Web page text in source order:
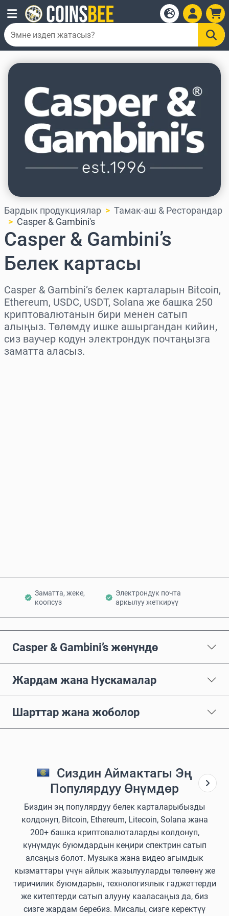
Бардык продукциялар
Тамак-аш & Ресторандар
Casper & Gambini's
Casper & Gambini’s
Белек картасы
Casper & Gambini’s белек карталарын Bitcoin,
Ethereum, USDC, USDT, Solana же башка 250
криптовалютанын бири менен сатып
алыңыз. Төлөмдү ишке ашыргандан кийин,
сиз ваучер кодун электрондук почтаңызга
заматта аласыз.
Заматта, жеке,
коопсуз
Электрондук почта
аркылуу жеткирүү
Casper & Gambini’s жөнүндө
Жардам жана Нускамалар
Шарттар жана жоболор
Сиздин Аймактагы Эң
Популярдуу Өнүмдөр
Биздин эң популярдуу белек карталарыбызды
колдонуп, Bitcoin, Ethereum, Litecoin, Solana жана
200+ башка криптовалюталарды колдонуп,
күнүмдүк буюмдардын кеңири спектрин сатып
алсаңыз болот. Музыка жана видео агымдык
кызматтары үчүн айлык жазылууларды төлөөнү же
тиричилик буюмдарын, технологиялык гаджеттерди
же китептерди сатып алууну кааласаңыз да, биз
сизге жардам беребиз. Мисалы, сизге керектүү